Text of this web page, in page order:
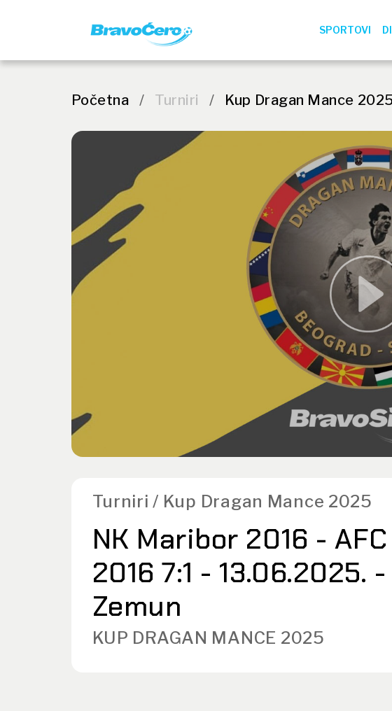
SPORTOVI
Početna / Turniri / Kup Dragan Mance
Turniri / Kup Dragan Mance 2025
NK Maribor 2016 -
2016 7:1 - 13.06.2025.
Zemun
KUP DRAGAN MANCE 2025